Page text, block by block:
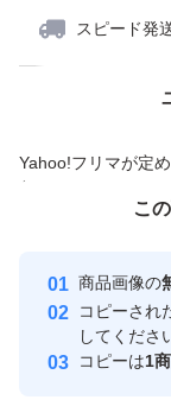
スピード発
Yahoo!フリマが定
付与しています
安心取引出品者
取引実績
価格の
こ
商品画像の
コピーされ
してくださ
コピーは1
この商品をみて